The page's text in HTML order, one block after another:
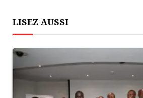
LISEZ AUSSI